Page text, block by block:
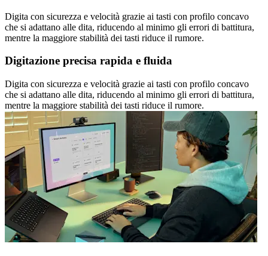
Digita con sicurezza e velocità grazie ai tasti con profilo concavo
che si adattano alle dita, riducendo al minimo gli errori di battitura,
mentre la maggiore stabilità dei tasti riduce il rumore.
Digitazione precisa rapida e fluida
Digita con sicurezza e velocità grazie ai tasti con profilo concavo
che si adattano alle dita, riducendo al minimo gli errori di battitura,
mentre la maggiore stabilità dei tasti riduce il rumore.